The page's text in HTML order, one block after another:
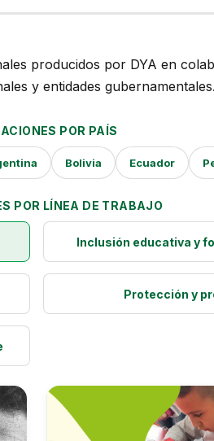
producidos por DYA en
y entidades gubernamentales.
POR PAÍS
Bolivia Ecuador
POR LÍNEA DE TRABAJO
Inclusión educativa y
Protección y